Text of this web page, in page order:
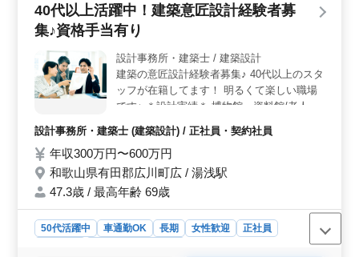
業務内容＞ 建築意匠設計業務全般を担当していただき
ます。設計図の作成や施工計画書のチェック、現場調査
など幅広い業務に携わります。経験を活かして、新たな
案件にチャレンジしませんか。また、プロジェクトによ
ってはデザイン性が求められることもあり、創造性を発
揮できる環境です。 ＜待遇＞ 給与は年収300万円か
ら600万円までとなっており、通勤手当や福利厚生も充実
適に過ごせます。資格手当や業務手当など、能力や経験
に応じて報酬を優遇する制度も整えており、長く安定し
て働ける環境を提供しています。
40代以上活躍中！建築意匠設計経験者募
集♪資格手当有り
設計事務所・建築士 / 建築設計
建築の意匠設計経験者募集♪ 40代以上のスタ
ッフが在籍してます！ 明るくて楽しい職場
です♪ ＊設計実績＊ 博物館・資料館/老人福
祉施設/公共施設 など ＊業務内容＊ ・施主
打ち合わせ、現地調査、プランニング ・基
本設計、実施設計、積算 ・確認申請、各種
書類作成、施工会社選定、設計監理 等 ・
CAD操作あり ＊特徴＊ 車通勤可 資格手当あ
設計事務所・建築士 (建築設計) / 正社員・契約社員
年収300万円〜600万円
和歌山県有田郡広川町広 / 湯浅駅
47.3歳 / 最高年齢 69歳
50代活躍中 車通勤OK 長期 女性歓迎
正社員